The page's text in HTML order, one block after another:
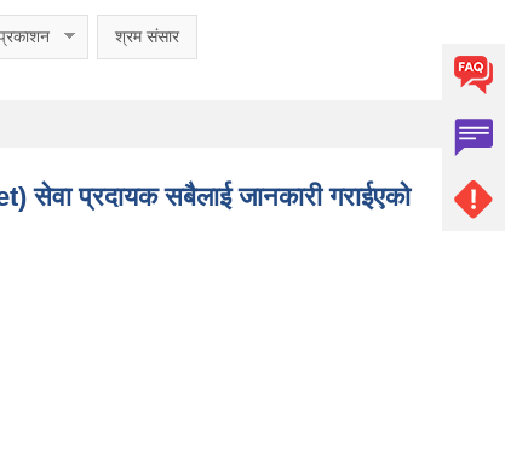
श्रम संसार
प्रदायक सबैलाई जानकारी गराईएको